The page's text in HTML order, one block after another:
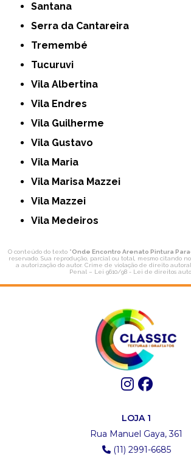
Santana
Serra da Cantareira
Tremembé
Tucuruvi
Vila Albertina
Vila Endres
Vila Guilherme
Vila Gustavo
Vila Maria
Vila Marisa Mazzei
Vila Mazzei
Vila Medeiros
O conteúdo do texto "Onde Encontro Arenato Pintura
reservado. Sua reprodução, parcial ou total, mesmo citando
a autorização do autor. Crime de violação de direito autoral
Penal – Lei 9610/98 - Lei de direitos
LOJA 1
Rua Manuel Gaya, 361
(11) 2991-6685